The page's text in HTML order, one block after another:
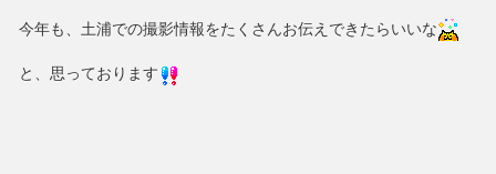
今年も、土浦での撮影情報をたくさんお伝えできたらいいな
と、思っております